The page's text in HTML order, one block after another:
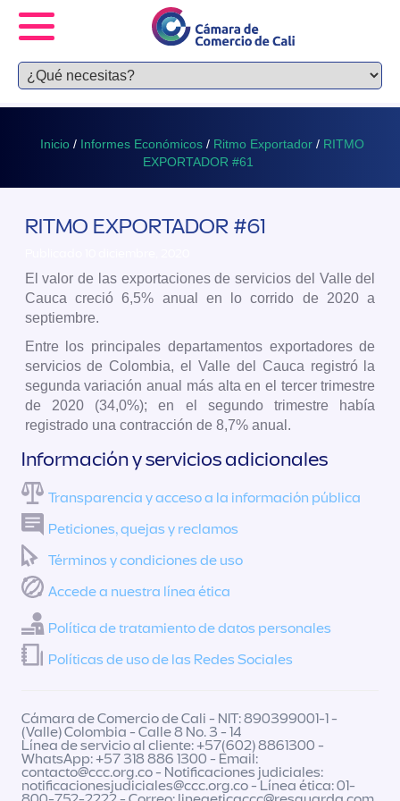
Inicio / Informes Económicos / Ritmo Exportador / RITMO
EXPORTADOR #61
RITMO EXPORTADOR #61
El valor de las exportaciones de servicios del Valle del
Cauca creció 6,5% anual en lo corrido de 2020 a
septiembre.
Entre los principales departamentos exportadores de
servicios de Colombia, el Valle del Cauca registró la
segunda variación anual más alta en el tercer trimestre
de 2020 (34,0%); en el segundo trimestre había
registrado una contracción de 8,7% anual.
Información y servicios adicionales
Transparencia y acceso a la información pública
Peticiones, quejas y reclamos
Términos y condiciones de uso
Accede a nuestra línea ética
Política de tratamiento de datos personales
Políticas de uso de las Redes Sociales
Cámara de Comercio de Cali - NIT: 890399001-1 -
(Valle) Colombia - Calle 8 No. 3 - 14
Línea de servicio al cliente: +57(602) 8861300 -
WhatsApp: +57 318 886 1300 - Email:
contacto@ccc.org.co- Notificaciones judiciales:
notificacionesjudiciales@ccc.org.co- Línea ética: 01-